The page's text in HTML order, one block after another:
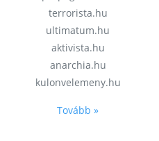
terrorista.hu
ultimatum.hu
aktivista.hu
anarchia.hu
kulonvelemeny.hu
Tovább »